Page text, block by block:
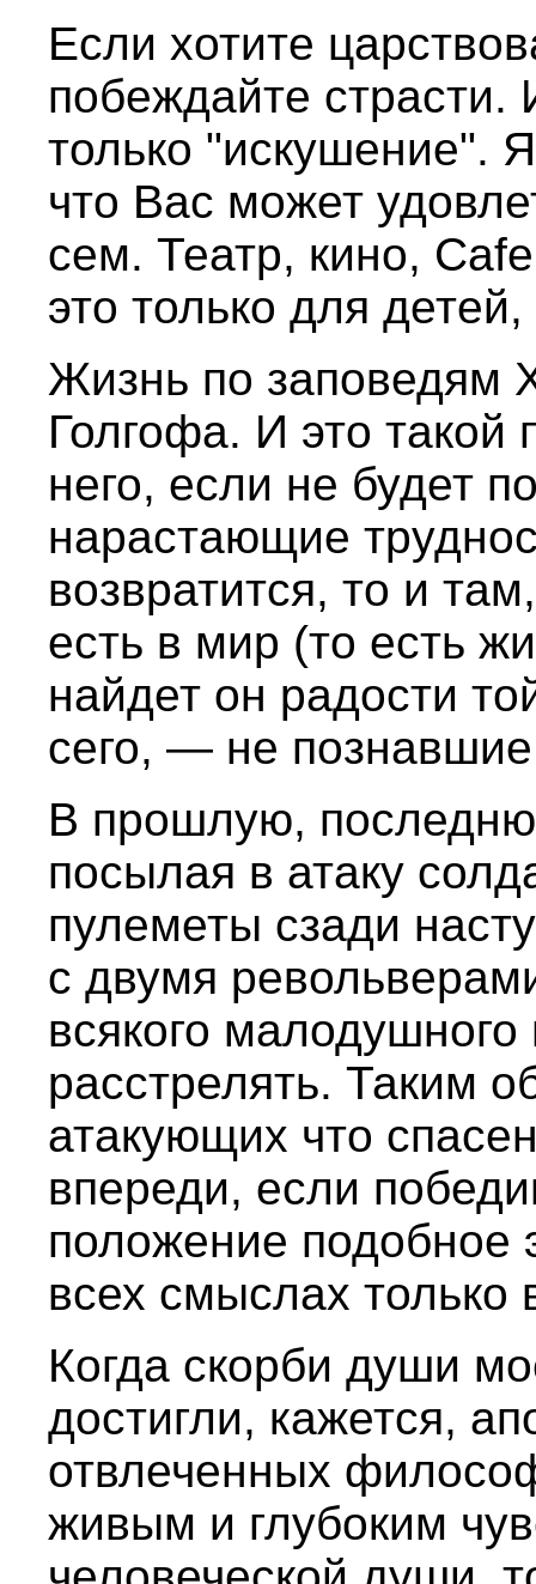
Если хотите
побеждайте страсти.
только "искушение".
что Вас может
сем. Театр, кино,
это только для
Жизнь по заповедям
Голгофа. И это такой
него, если не будет
нарастающие
возвратится, то и
есть в мир (то есть
найдет он радости
сего, — не
В прошлую,
посылая в атаку
пулеметы сзади
с двумя
всякого малодушного
расстрелять. Таким
атакующих что
впереди, если
положение подобное
всех смыслах только
Когда скорби души
достигли, кажется,
отвлеченных
живым и глубоким